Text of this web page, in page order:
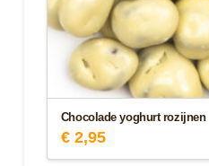
Chocolade yoghurt rozijnen
€2,95